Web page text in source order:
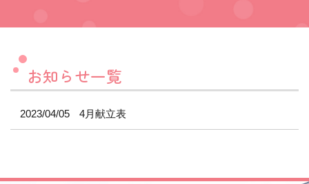
お知らせ一覧
2023/04/05 4月献立表